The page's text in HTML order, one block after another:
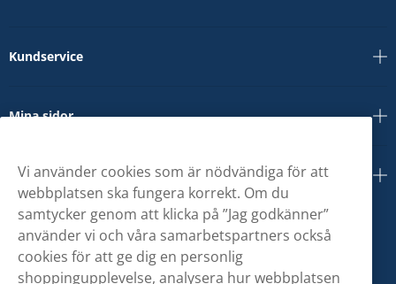
Kundservice
Mina sidor
Om oss
Vi använder cookies som är nödvändiga för att
webbplatsen ska fungera korrekt. Om du
samtycker genom att klicka på ”Jag godkänner”
använder vi och våra samarbetspartners också
cookies för att ge dig en personlig
shoppingupplevelse, analysera hur webbplatsen